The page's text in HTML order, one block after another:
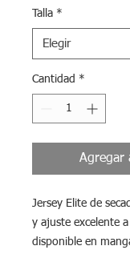
Talla *
Cantidad *
Agregar
Jersey Elite de
y ajuste excelente
disponible en